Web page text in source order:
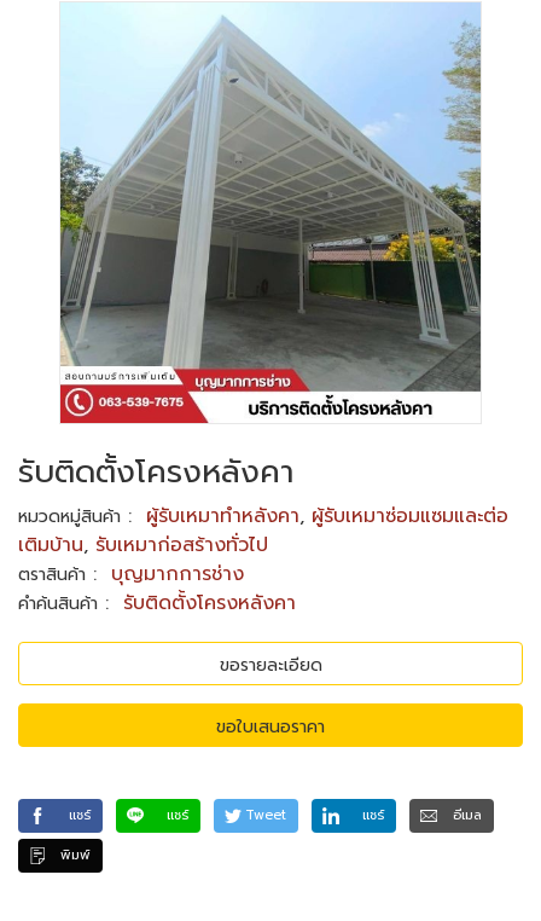
รับติดตั้งโครงหลังคา
หมวดหมู่สินค้า : ผู้รับเหมาทำหลังคา, ผู้รับเหมาซ่อมแซมและต่อ
เติมบ้าน, รับเหมาก่อสร้างทั่วไป
ตราสินค้า : บุญมากการช่าง
คำค้นสินค้า : รับติดตั้งโครงหลังคา
ขอรายละเอียด
ขอใบเสนอราคา
แชร์ แชร์ Tweet แชร์
อีเมล
พิมพ์